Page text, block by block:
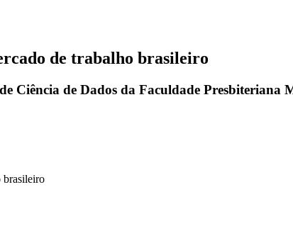
de trabalho brasileiro
Ciência de Dados da Faculdade Presbiteriana